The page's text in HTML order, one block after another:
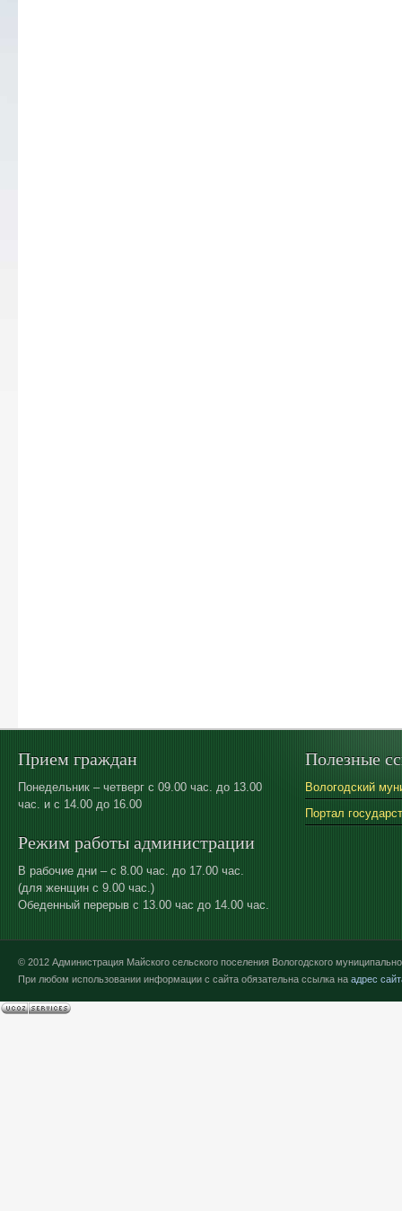
Прием граждан
Понедельник – четверг с 09.00 час. до 13.00
час. и с 14.00 до 16.00
Режим работы администрации
В рабочие дни – с 8.00 час. до 17.00 час.
(для женщин с 9.00 час.)
Обеденный перерыв с 13.00 час до 14.00 час.
Полезные
Вологодский
Портал
© 2012 Администрация Майского сельского поселения Вологодского
При любом использовании информации с сайта обязательна ссылка на адрес